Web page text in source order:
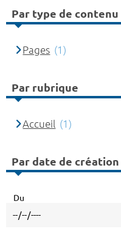
Par type de contenu
Pages (1)
Par rubrique
Accueil (1)
Par date de création
Du